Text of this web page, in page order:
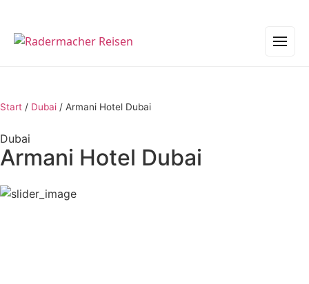
Start / Dubai / Armani Hotel Dubai
Dubai
Armani Hotel Dubai